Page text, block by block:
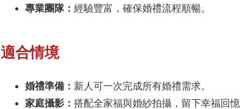
專業團隊： 經驗豐富，確保婚禮流程順暢。
適合情境
婚禮準備： 新人可一次完成所有婚禮需求。
家庭攝影： 搭配全家福與婚紗拍攝，留下幸福回憶